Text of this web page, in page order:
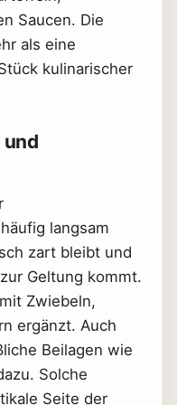
Saucen. Die
als eine
kulinarischer
und
langsam
zart bleibt und
Geltung kommt.
Zwiebeln,
ergänzt. Auch
Beilagen wie
Solche
Seite der